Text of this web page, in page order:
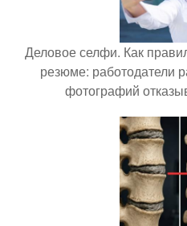
Деловое селфи. Как
резюме: работодатели
фотографий